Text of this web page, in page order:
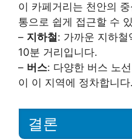
이 카페거리는 천안의
통으로 쉽게 접근할 수
– 지하철: 가까운 지하
10분 거리입니다.
– 버스: 다양한 버스 노
이 이 지역에 정차합니다.
결론